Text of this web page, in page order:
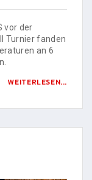
vor der
Turnier fanden
an 6
WEITERLESEN...